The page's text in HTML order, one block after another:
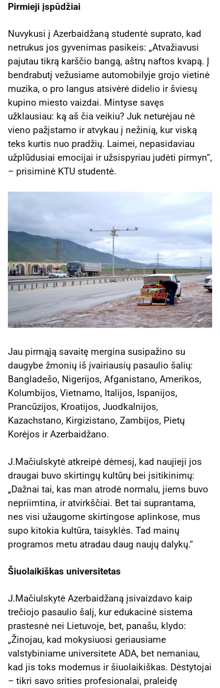
Pirmieji įspūdžiai
Nuvykusi į Azerbaidžaną studentė suprato, kad
netrukus jos gyvenimas pasikeis: „Atvažiavusi
pajutau tikrą karščio bangą, aštrų naftos kvapą. Į
bendrabutį vežusiame automobilyje grojo vietinė
muzika, o pro langus atsivėrė didelio ir šviesų
kupino miesto vaizdai. Mintyse savęs
užklausiau: ką aš čia veikiu? Juk neturėjau nė
vieno pažįstamo ir atvykau į nežinią, kur viską
teks kurtis nuo pradžių. Laimei, nepasidaviau
užplūdusiai emocijai ir užsispyriau judėti pirmyn“,
– prisiminė KTU studentė.
Jau pirmąją savaitę mergina susipažino su
daugybe žmonių iš įvairiausių pasaulio šalių:
Bangladešo, Nigerijos, Afganistano, Amerikos,
Kolumbijos, Vietnamo, Italijos, Ispanijos,
Prancūzijos, Kroatijos, Juodkalnijos,
Kazachstano, Kirgizistano, Zambijos, Pietų
Korėjos ir Azerbaidžano.
J.Mačiulskytė atkreipė dėmesį, kad naujieji jos
draugai buvo skirtingų kultūrų bei įsitikinimų:
„Dažnai tai, kas man atrodė normalu, jiems buvo
nepriimtina, ir atvirkščiai. Bet tai suprantama,
nes visi užaugome skirtingose aplinkose, mus
supo kitokia kultūra, taisyklės. Tad mainų
programos metu atradau daug naujų dalykų.“
Šiuolaikiškas universitetas
J.Mačiulskytė Azerbaidžaną įsivaizdavo kaip
trečiojo pasaulio šalį, kur edukacinė sistema
prastesnė nei Lietuvoje, bet, panašu, klydo:
„Žinojau, kad mokysiuosi geriausiame
valstybiniame universitete ADA, bet nemaniau,
kad jis toks modernus ir šiuolaikiškas. Dėstytojai
– tikri savo srities profesionalai, praleidę